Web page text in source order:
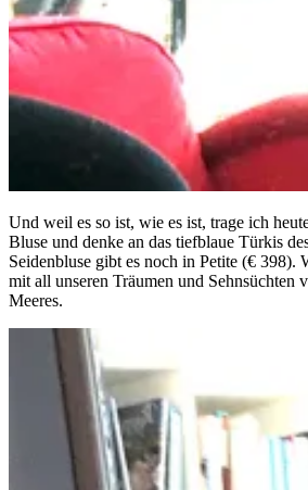
Und weil es so ist, wie es ist, trage ich
Bluse und denke an das tiefblaue Türkis
Seidenbluse gibt es noch in Petite (€ 398).
mit all unseren Träumen und Sehnsüchten
Meeres.